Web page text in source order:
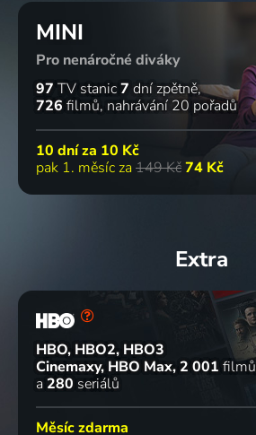
MINI
Pro nenáročné diváky
97 TV stanic7 dní zpětně
726 filmů nahrávání 20 pořadů
10 dní za 10 Kč
pak 1. měsíc za 149 Kč74 Kč
Extra
HBO, HBO2, HBO3
Cinemaxy, HBO Max 2 001 filmů
a 280 seriálů
Měsíc zdarma